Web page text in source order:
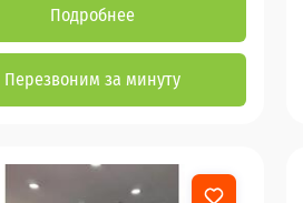
Подробнее
Перезвоним за минуту